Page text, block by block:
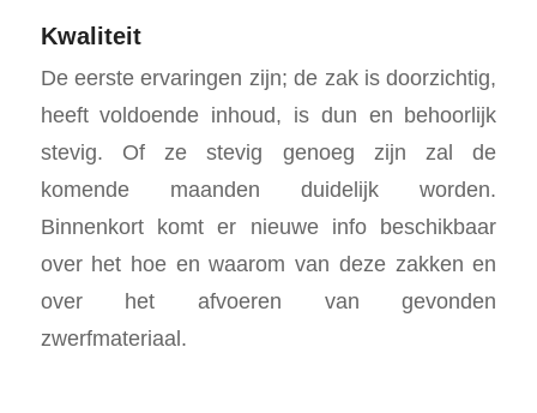
Kwaliteit
De eerste ervaringen zijn; de zak is doorzichtig,
heeft voldoende inhoud, is dun en behoorlijk
stevig. Of ze stevig genoeg zijn zal de
komende maanden duidelijk worden.
Binnenkort komt er nieuwe info beschikbaar
over het hoe en waarom van deze zakken en
over het afvoeren van gevonden
zwerfmateriaal.